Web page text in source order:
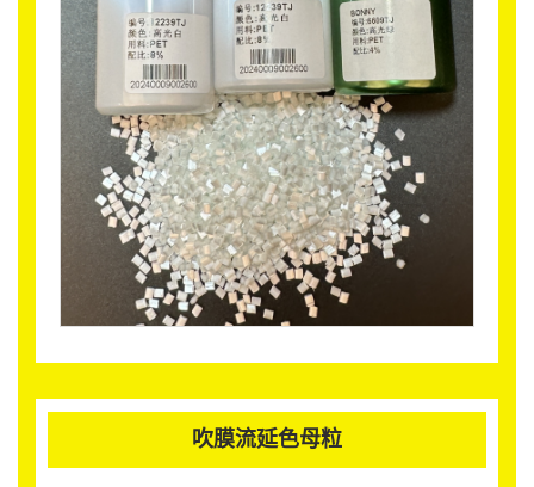
吹膜流延色母粒